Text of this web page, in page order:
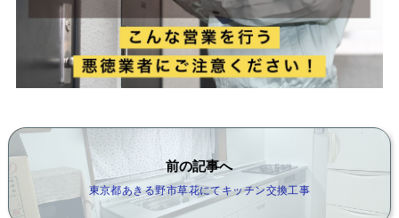
前の記事へ
東京都あきる野市草花にてキッチン交換工事